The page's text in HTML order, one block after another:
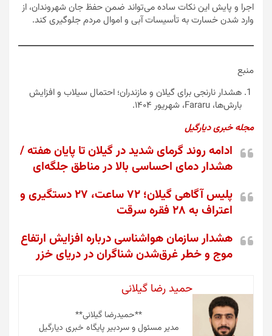
اجرا و پایش این نکات ساده می‌تواند ضمن حفظ جان شهروندان، از
وارد شدن خسارت به تأسیسات آبی و اموال مردم جلوگیری کند.
منبع
هشدار نارنجی برای گیلان و مازندران؛ احتمال سیلاب و افزایش
بارش‌ها، Fararu، شهریور ۱۴۰۴.
مجله خبری دیارگیل
ادامه روند گرمای شدید در گیلان تا پایان هفته /
هشدار دمای احساسی بالا در مناطق جلگه‌ای
پلیس آگاهی گیلان؛ ۷۲ ساعت، ۲۷ دستگیری و
اعتراف به ۲۸ فقره سرقت
هشدار سازمان هواشناسی درباره افزایش ارتفاع
موج و خطر غرق‌شدن شناگران در دریای خزر
حمید رضا گیلانی
**حمیدرضا گیلانی**
مدیر مسئول و سردبیر پایگاه خبری دیارگیل